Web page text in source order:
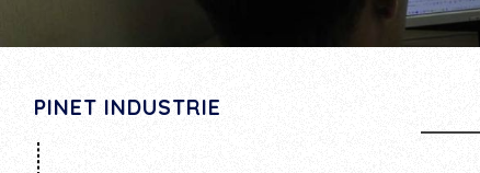
PINET INDUSTRIE